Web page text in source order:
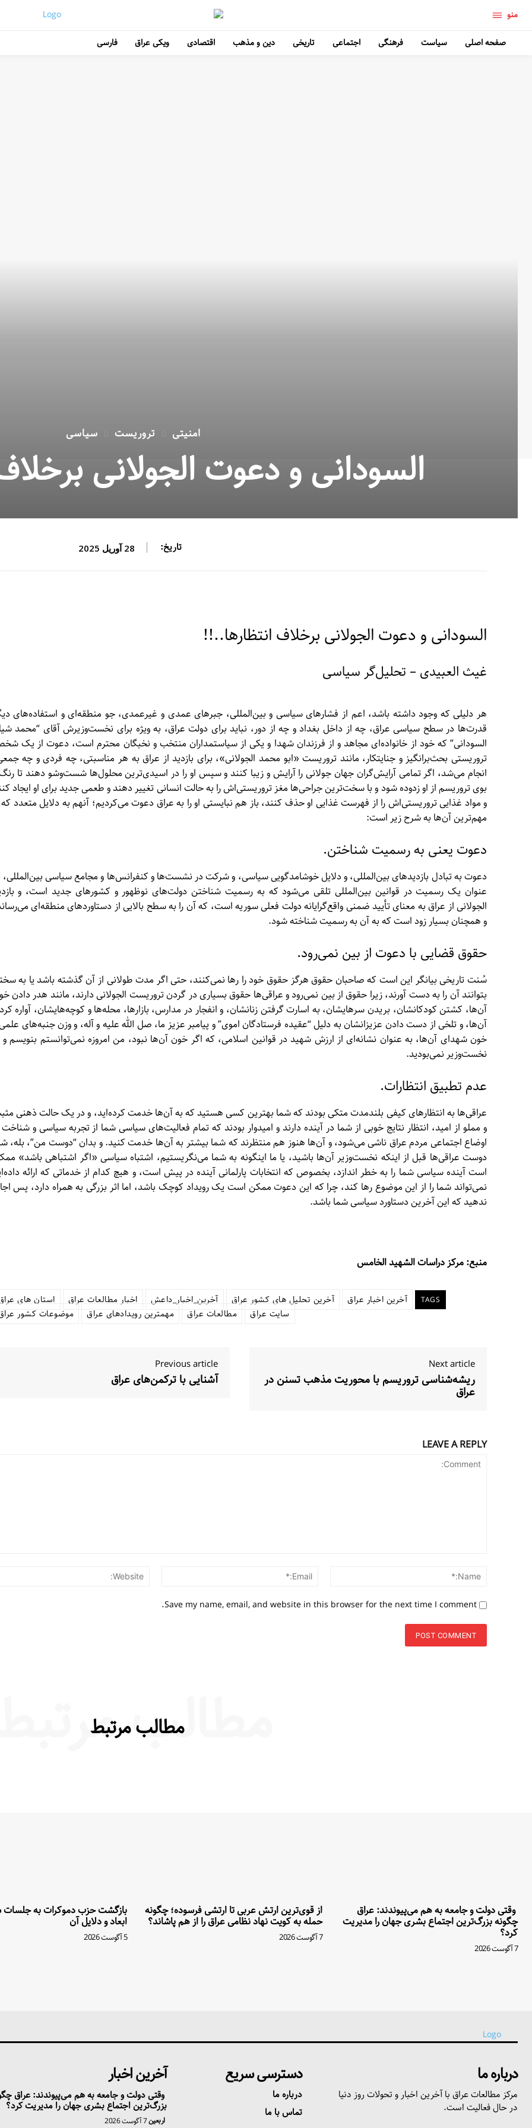
منو
صفحه اصلی
سیاست فرهنگی اجتماعی تاریخی دین و مذهب اقتصادی ویکی عراق فارسی
امنیتی تروریست سیاسی
السودانی و دعوت الجولانی
تاریخ: 28 آوریل 2025
السودانی و دعوت الجولانی برخلاف انتظارها..!!
غیث العبیدی – تحلیل‌گر سیاسی
هر دلیلی که وجود داشته باشد، اعم از فشارهای سیاسی و بین‌المللی، جبرهای عمدی و غیرعمدی، جو منطقه‌ای و استفاده‌های
قدرت‌ها در سطح سیاسی عراق، چه از داخل بغداد و چه از دور، نباید برای دولت عراق، به ویژه برای نخست‌وزیرش آقای “محمد
السودانی” که خود از خانواده‌ای مجاهد و از فرزندان شهدا و یکی از سیاستمداران منتخب و نخبگان محترم است، دعوت از یک
تروریستی بحث‌برانگیز و جنایتکار، مانند تروریست «ابو محمد الجولانی»، برای بازدید از عراق به هر مناسبتی، چه فردی و چه
انجام می‌شد، اگر تمامی آرایش‌گران جهان جولانی را آرایش و زیبا کنند و سپس او را در اسیدی‌ترین محلول‌ها شست‌و‌شو دهند تا
بوی تروریسم از او زدوده شود و با سخت‌ترین جراحی‌ها مغز تروریستی‌اش را به حالت انسانی تغییر دهند و طعمی جدید برای او ایجاد
و مواد غذایی تروریستی‌اش را از فهرست غذایی او حذف کنند، باز هم نبایستی او را به عراق دعوت می‌کردیم؛ آنهم به دلایل متعدد که
مهم‌ترین آن‌ها به شرح زیر است:
دعوت یعنی به رسمیت شناختن.
دعوت به تبادل بازدیدهای بین‌المللی، و دلایل خوشامدگویی سیاسی، و شرکت در نشست‌ها و کنفرانس‌ها و مجامع سیاسی بین‌المللی،
عنوان یک رسمیت در قوانین بین‌المللی تلقی می‌شود که به رسمیت شناختن دولت‌های نوظهور و کشور‌های جدید است، و
الجولانی از عراق به معنای تأیید ضمنی واقع‌گرایانه دولت فعلی سوریه است، که آن را به سطح بالایی از دستاوردهای منطقه‌ای
و همچنان بسیار زود است که به آن به رسمیت شناخته شود.
حقوق قضایی با دعوت از بین نمی‌رود.
سُنت تاریخی بیانگر این است که صاحبان حقوق هرگز حقوق خود را رها نمی‌کنند، حتی اگر مدت طولانی از آن گذشته باشد یا به
بتوانند آن را به دست آورند، زیرا حقوق از بین نمی‌رود و عراقی‌ها حقوق بسیاری در گردن تروریست الجولانی دارند، مانند هدر دادن
آن‌ها، کشتن کودکانشان، بریدن سرهایشان، به اسارت گرفتن زنانشان، و انفجار در مدارس، بازارها، محله‌ها و کوچه‌هایشان، آواره
آن‌ها، و تلخی از دست دادن عزیزانشان به دلیل “عقیده فرستادگان اموی” و پیامبر عزیز ما، صل الله علیه و آله، و وزن جنبه‌های
خون شهدای آن‌ها، به عنوان نشانه‌ای از ارزش شهید در قوانین اسلامی، که اگر خون آن‌ها نبود، من امروزه نمی‌توانستم بنویسم و
نخست‌وزیر نمی‌بودید.
عدم تطبیق انتظارات.
عراقی‌ها به انتظارهای کیفی بلندمدت متکی بودند که شما بهترین کسی هستید که به آن‌ها خدمت کرده‌اید، و در یک حالت ذهنی
و مملو از امید، انتظار نتایج خوبی از شما در آینده دارند و امیدوار بودند که تمام فعالیت‌های سیاسی شما از تجربه سیاسی و شناخت
اوضاع اجتماعی مردم عراق ناشی می‌شود، و آن‌ها هنوز هم منتظرند که شما بیشتر به آن‌ها خدمت کنید. و بدان “دوست من”، بله،
دوست عراقی‌ها قبل از اینکه نخست‌وزیر آن‌ها باشید، یا ما اینگونه به شما می‌نگریستیم، اشتباه سیاسی «اگر اشتباهی باشد»
است آینده سیاسی شما را به خطر اندازد، بخصوص که انتخابات پارلمانی آینده در پیش است، و هیچ کدام از خدماتی که ارائه
نمی‌تواند شما را از این موضوع رها کند، چرا که این دعوت ممکن است یک رویداد کوچک باشد، اما اثر بزرگی به همراه دارد، پس
ندهید که این آخرین دستاورد سیاسی شما باشد.
منبع: مرکز دراسات الشهید الخامس
TAGS آخرین اخبار عراق آخرین تحلیل های کشور عراق آخرین_اخبار_داعش اخبار مطالعات عراق
استان های
سایت عراق
مطالعات عراق مهمترین رویدادهای عراق موضوعات کشور
Previous article
آشنایی با ترکمن‌‌های عراق
Next article
ریشه‌شناسی تروریسم با محوریت مذهب تسنن در
عراق
LEAVE A REPLY
Name:*
Save my name, email, and website in this browser for the next time I comment.
مطالب مرتبط
مطالب مرتبط
وقتی دولت و جامعه به هم می‌پیوندند: عراق
چگونه بزرگ‌ترین اجتماع بشری جهان را مدیریت
کرد؟
7 آگوست 2026
از قوی‌ترین ارتش عربی تا ارتشی فرسوده؛ چگونه
حمله به کویت نهاد نظامی عراق را از هم پاشاند؟
7 آگوست 2026
بازگشت حزب دموکرات به جلسات
ابعاد و دلایل آن
5 آگوست 2026
درباره ما
مرکز مطالعات عراق با آخرین اخبار و تحولات روز دنیا
در حال فعالیت است.
دسترسی سریع
درباره ما
تماس با ما
آخرین اخبار
وقتی دولت و جامعه به هم می‌پیوندند: عراق
بزرگ‌ترین اجتماع بشری جهان را مدیریت کرد؟
اربعین7 آگوست 2026